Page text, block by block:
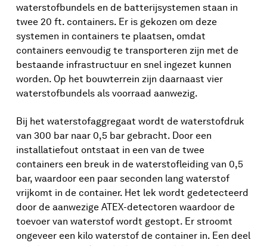
waterstofbundels en de batterijsystemen staan in
twee 20 ft. containers. Er is gekozen om deze
systemen in containers te plaatsen, omdat
containers eenvoudig te transporteren zijn met de
bestaande infrastructuur en snel ingezet kunnen
worden. Op het bouwterrein zijn daarnaast vier
waterstofbundels als voorraad aanwezig.
Bij het waterstofaggregaat wordt de waterstofdruk
van 300 bar naar 0,5 bar gebracht. Door een
installatiefout ontstaat in een van de twee
containers een breuk in de waterstofleiding van 0,5
bar, waardoor een paar seconden lang waterstof
vrijkomt in de container. Het lek wordt gedetecteerd
door de aanwezige ATEX-detectoren waardoor de
toevoer van waterstof wordt gestopt. Er stroomt
ongeveer een kilo waterstof de container in. Een deel